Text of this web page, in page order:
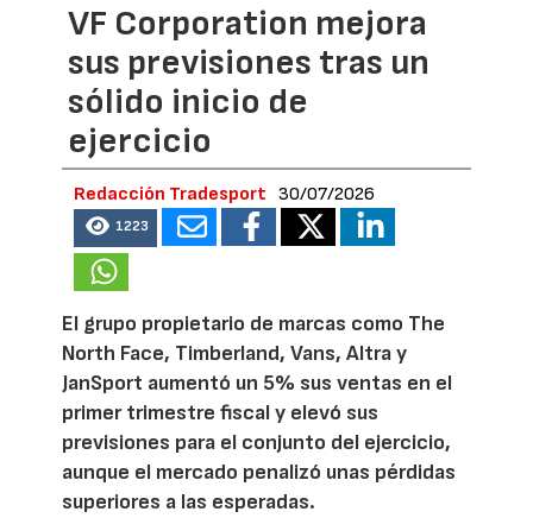
VF Corporation mejora
sus previsiones tras un
sólido inicio de
ejercicio
Redacción Tradesport 30/07/2026
1223
El grupo propietario de marcas como The
North Face, Timberland, Vans, Altra y
JanSport aumentó un 5% sus ventas en el
primer trimestre fiscal y elevó sus
previsiones para el conjunto del ejercicio,
aunque el mercado penalizó unas pérdidas
superiores a las esperadas.